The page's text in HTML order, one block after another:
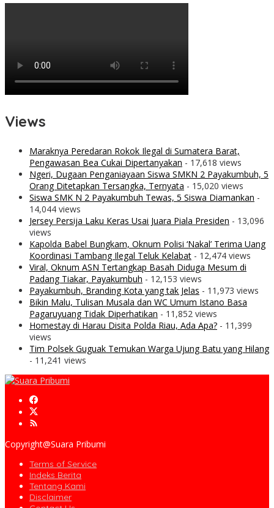
Views
Maraknya Peredaran Rokok Ilegal di Sumatera Barat,
Pengawasan Bea Cukai Dipertanyakan - 17,618 views
Ngeri, Dugaan Penganiayaan Siswa SMKN 2 Payakumbuh, 5
Orang Ditetapkan Tersangka, Ternyata - 15,020 views
Siswa SMK N 2 Payakumbuh Tewas, 5 Siswa Diamankan -
14,044 views
Jersey Persija Laku Keras Usai Juara Piala Presiden - 13,096
views
Kapolda Babel Bungkam, Oknum Polisi ‘Nakal’ Terima Uang
Koordinasi Tambang Ilegal Teluk Kelabat - 12,474 views
Viral, Oknum ASN Tertangkap Basah Diduga Mesum di
Padang Tiakar, Payakumbuh - 12,153 views
Payakumbuh, Branding Kota yang tak Jelas - 11,973 views
Bikin Malu, Tulisan Musala dan WC Umum Istano Basa
Pagaruyuang Tidak Diperhatikan - 11,852 views
Homestay di Harau Disita Polda Riau, Ada Apa? - 11,399
views
Tim Polsek Guguak Temukan Warga Ujung Batu yang Hilang
- 11,241 views
Copyright@Suara Pribumi
Terms of Service
Indeks Berita
Tentang Kami
Disclaimer